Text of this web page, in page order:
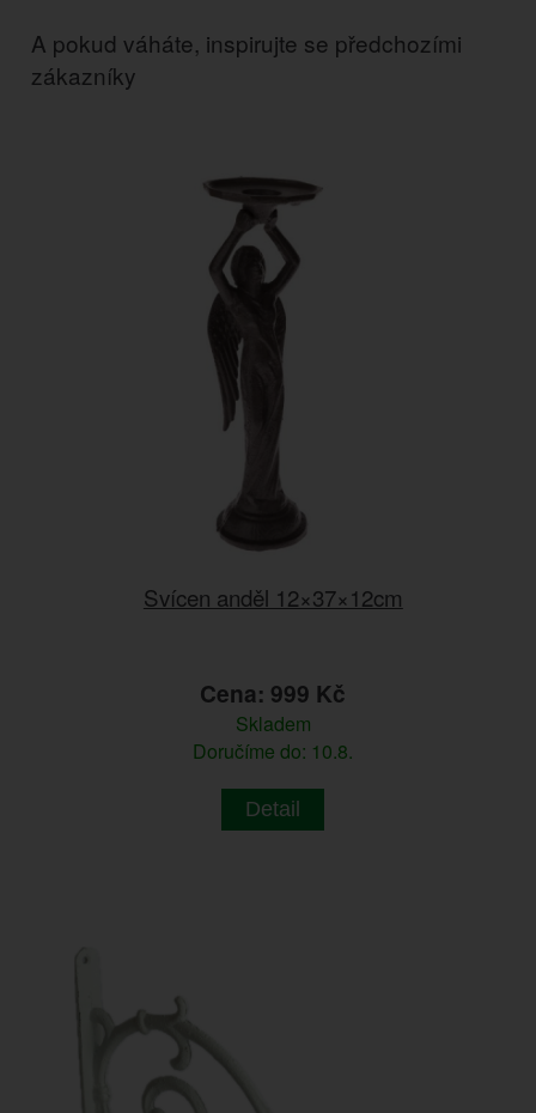
A pokud váháte, inspirujte se předchozími
zákazníky
Svícen anděl 12×37×12cm
Cena: 999 Kč
Skladem
Doručíme do: 10.8.
Detail